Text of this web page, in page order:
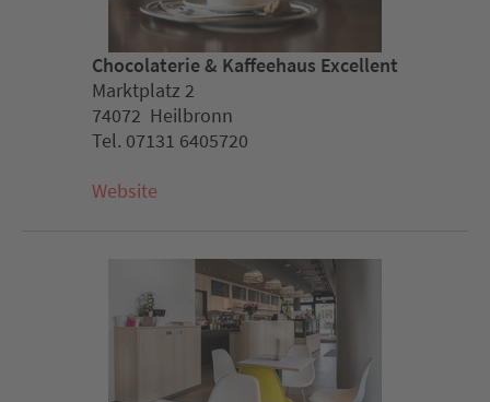
Chocolaterie & Kaffeehaus Excellent
Marktplatz 2
74072 Heilbronn
Tel. 07131 6405720
Website